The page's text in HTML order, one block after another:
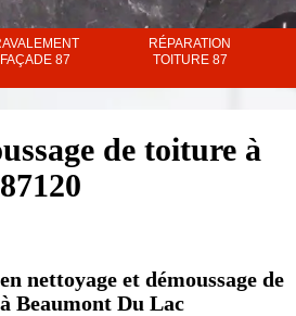
FAÇADE 87
RÉPARATION
TOITURE 87
de toiture à
nettoyage et démoussage de
Beaumont Du Lac